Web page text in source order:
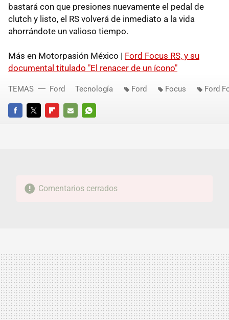
bastará con que presiones nuevamente el pedal de
clutch y listo, el RS volverá de inmediato a la vida
ahorrándote un valioso tiempo.
Más en Motorpasión México | Ford Focus RS, y su
documental titulado "El renacer de un ícono"
FACEBOOKTWITTERFLIPBOARD
E-
WHATSAPP
TEMAS Ford Tecnología Ford Focus Ford
Comentarios cerrados